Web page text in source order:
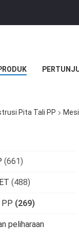
Pita Tali PP
(661)
(488)
PP (269)
peliharaan